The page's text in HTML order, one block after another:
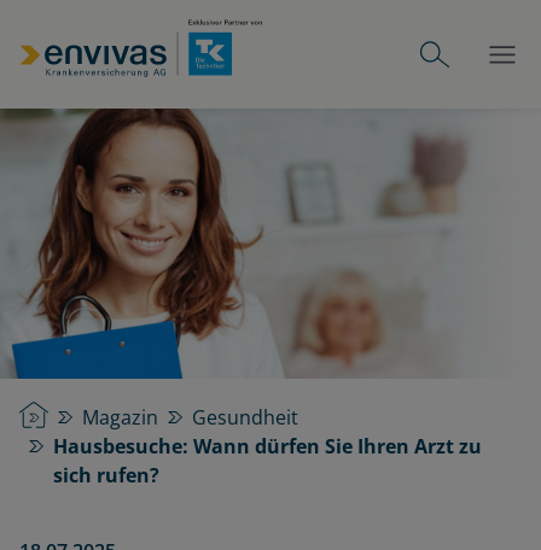
StartseiteMagazin
Gesundheit
Hausbesuche: Wann dürfen Sie Ihren Arzt zu
sich rufen?